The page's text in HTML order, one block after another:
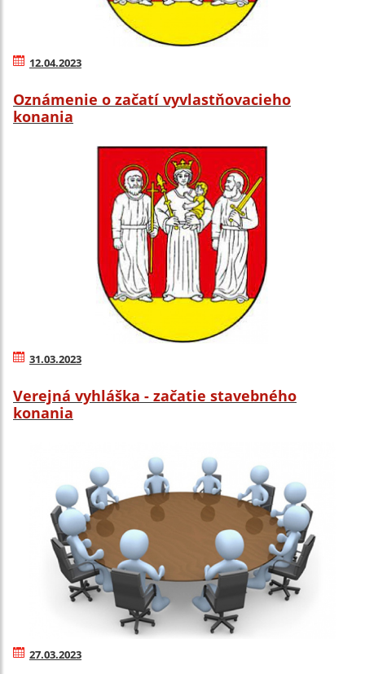
12.04.2023
Oznámenie o začatí vyvlastňovacieho
konania
31.03.2023
Verejná vyhláška - začatie stavebného
konania
27.03.2023